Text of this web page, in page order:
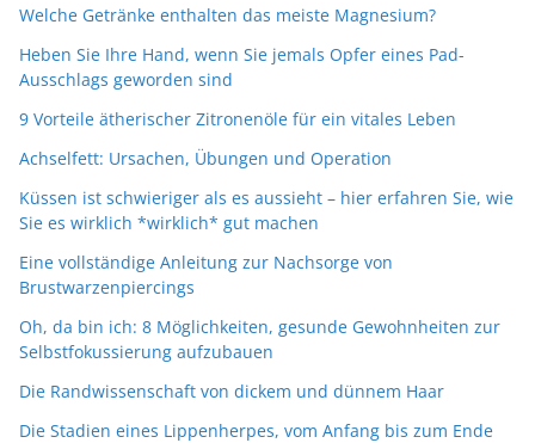
Welche Getränke enthalten das meiste Magnesium?
Heben Sie Ihre Hand, wenn Sie jemals Opfer eines Pad-
Ausschlags geworden sind
9 Vorteile ätherischer Zitronenöle für ein vitales Leben
Achselfett: Ursachen, Übungen und Operation
Küssen ist schwieriger als es aussieht – hier erfahren Sie, wie
Sie es wirklich *wirklich* gut machen
Eine vollständige Anleitung zur Nachsorge von
Brustwarzenpiercings
Oh, da bin ich: 8 Möglichkeiten, gesunde Gewohnheiten zur
Selbstfokussierung aufzubauen
Die Randwissenschaft von dickem und dünnem Haar
Die Stadien eines Lippenherpes, vom Anfang bis zum Ende